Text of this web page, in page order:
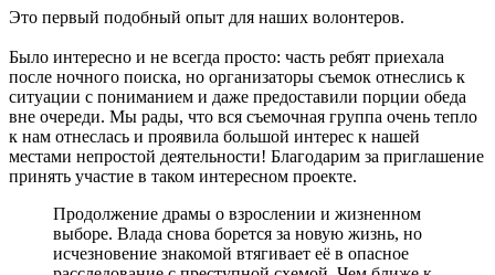
Это первый подобный опыт для наших волонтеров.
Было интересно и не всегда просто: часть ребят приехала
после ночного поиска, но организаторы съемок отнеслись к
ситуации с пониманием и даже предоставили порции обеда
вне очереди. Мы рады, что вся съемочная группа очень тепло
к нам отнеслась и проявила большой интерес к нашей
местами непростой деятельности! Благодарим за приглашение
принять участие в таком интересном проекте.
Продолжение драмы о взрослении и жизненном
выборе. Влада снова борется за новую жизнь, но
исчезновение знакомой втягивает её в опасное